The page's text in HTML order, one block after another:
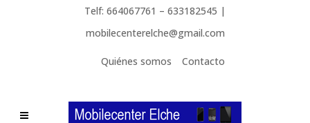
Telf: 664067761 – 633182545 |
mobilecenterelche@gmail.com
Quiénes somos Contacto